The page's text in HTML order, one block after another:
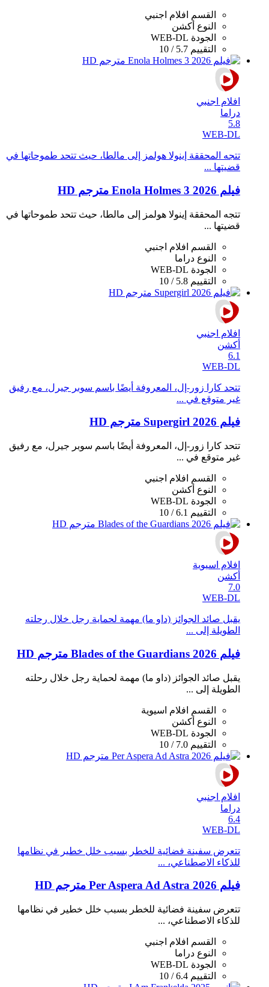
القسم
افلام اجنبي
النوع أكشن
الجودة WEB-DL
التقييم 5.7 / 10
افلام اجنبي
دراما
5.8
WEB-DL
تتجه المحققة إينولا هولمز إلى مالطا، حيث تتحد طموحاتها في
قضيتها ...
فيلم Enola Holmes 3 2026 مترجم HD
تتجه المحققة إينولا هولمز إلى مالطا، حيث تتحد طموحاتها في
قضيتها ...
القسم
افلام اجنبي
النوع دراما
الجودة WEB-DL
التقييم 5.8 / 10
افلام اجنبي
أكشن
6.1
WEB-DL
تتحد كارا زور-إل، المعروفة أيضًا باسم سوبر جيرل، مع رفيق
غير متوقع في ...
فيلم Supergirl 2026 مترجم HD
تتحد كارا زور-إل، المعروفة أيضًا باسم سوبر جيرل، مع رفيق
غير متوقع في ...
القسم
افلام اجنبي
النوع أكشن
الجودة WEB-DL
التقييم 6.1 / 10
افلام اسيوية
أكشن
7.0
WEB-DL
يقبل صائد الجوائز (داو ما) مهمة لحماية رجل خلال رحلته
الطويلة إلى ...
فيلم Blades of the Guardians 2026 مترجم HD
يقبل صائد الجوائز (داو ما) مهمة لحماية رجل خلال رحلته
الطويلة إلى ...
القسم
افلام اسيوية
النوع أكشن
الجودة WEB-DL
التقييم 7.0 / 10
افلام اجنبي
دراما
6.4
WEB-DL
تتعرض سفينة فضائية للخطر بسبب خلل خطير في نظامها
للذكاء الاصطناعي، ...
فيلم Per Aspera Ad Astra 2026 مترجم HD
تتعرض سفينة فضائية للخطر بسبب خلل خطير في نظامها
للذكاء الاصطناعي، ...
القسم
افلام اجنبي
النوع دراما
الجودة WEB-DL
التقييم 6.4 / 10